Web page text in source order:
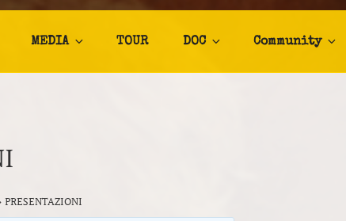
MEDIA TOUR DOC Community
PRESENTAZIONI